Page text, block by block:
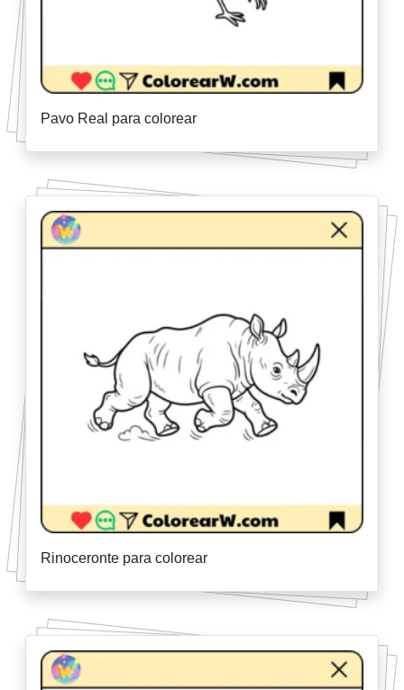
Pavo Real para colorear
Rinoceronte para colorear